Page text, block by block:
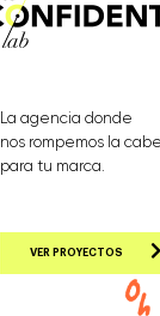
La agencia donde
nos rompemos la
para tu marca.
VER PROYECTOS